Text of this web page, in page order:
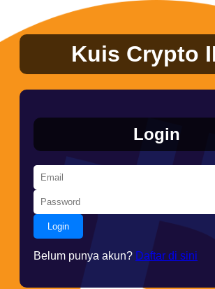
Kuis Crypto
Login
Login
Belum punya akun? Daftar di sini